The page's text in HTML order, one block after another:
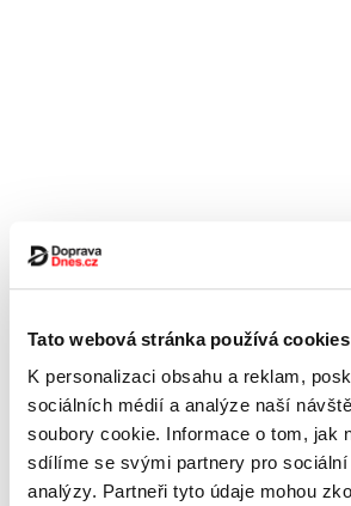
Tato webová stránka používá cookies
K personalizaci obsahu a reklam,
sociálních médií a analýze naší
soubory cookie. Informace o tom, jak
sdílíme se svými partnery pro
analýzy. Partneři tyto údaje mohou